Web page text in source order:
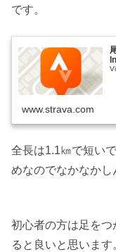
です。
www.strava.com
全長は1.1㎞で短い
めなのでなかなかし
初心者の方は足を
ると良いと思います